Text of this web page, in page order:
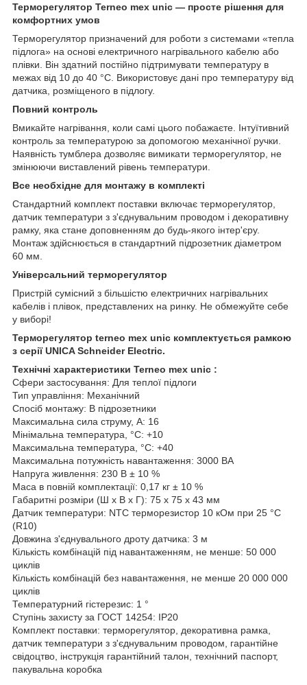
Терморегулятор Terneo mex unic — просте рішення для
комфортних умов
Терморегулятор призначений для роботи з системами «тепла
підлога» на основі електричного нагрівального кабелю або
плівки. Він здатний постійно підтримувати температуру в
межах від 10 до 40 °С. Використовує дані про температуру від
датчика, розміщеного в підлогу.
Повний контроль
Вмикайте нагрівання, коли самі цього побажаєте. Інтуїтивний
контроль за температурою за допомогою механічної ручки.
Наявність тумблера дозволяє вимикати терморегулятор, не
змінюючи виставлений рівень температури.
Все необхідне для монтажу в комплекті
Стандартний комплект поставки включає терморегулятор,
датчик температури з з'єднувальним проводом і декоративну
рамку, яка стане доповненням до будь-якого інтер'єру.
Монтаж здійснюється в стандартний підрозетник діаметром
60 мм.
Універсальний терморегулятор
Пристрій сумісний з більшістю електричних нагрівальних
кабелів і плівок, представлених на ринку. Не обмежуйте себе
у виборі!
Терморегулятор terneo mex unic комплектується рамкою
з серії UNICA Schneider Electric.
Технічні характеристики Terneo mex unic :
Сфери застосування: Для теплої підлоги
Тип управління: Механічний
Спосіб монтажу: В підрозетники
Максимальна сила струму, A: 16
Мінімальна температура, °C: +10
Максимальна температура, °C: +40
Максимальна потужність навантаження: 3000 ВА
Напруга живлення: 230 В ± 10 %
Маса в повній комплектації: 0,17 кг ± 10 %
Габаритні розміри (Ш х В х Г): 75 х 75 х 43 мм
Датчик температури: NTC терморезистор 10 кОм при 25 °С
(R10)
Довжина з'єднувального дроту датчика: 3 м
Кількість комбінацій під навантаженням, не менше: 50 000
циклів
Кількість комбінацій без навантаження, не менше 20 000 000
циклів
Температурний гістерезис: 1 °
Ступінь захисту за ГОСТ 14254: ІР20
Комплект поставки: терморегулятор, декоративна рамка,
датчик температури з з'єднувальним проводом, гарантійне
свідоцтво, інструкція гарантійний талон, технічний паспорт,
пакувальна коробка